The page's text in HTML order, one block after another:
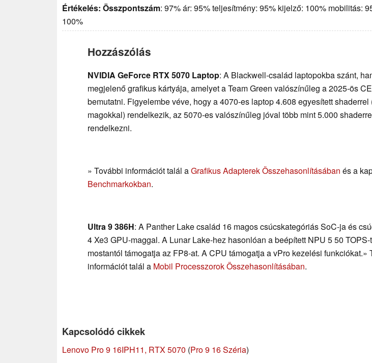
Értékelés: Összpontszám: 97% ár: 95% teljesítmény: 95% kijelző: 100% mobilitás:
100%
Hozzászólás
NVIDIA GeForce RTX 5070 Laptop: A Blackwell-család laptopokba szánt,
megjelenő grafikus kártyája, amelyet a Team Green valószínűleg a 2025-ös
bemutatni. Figyelembe véve, hogy a 4070-es laptop 4.608 egyesített shaderrel
magokkal) rendelkezik, az 5070-es valószínűleg jóval több mint 5.000
rendelkezni.
» További információt talál aGrafikus Adapterek Összehasonlításában és a
Benchmarkokban.
Ultra 9 386H: A Panther Lake család 16 magos csúcskategóriás SoC-ja és
4 Xe3 GPU-maggal. A Lunar Lake-hez hasonlóan a beépített NPU 5 50
mostantól támogatja az FP8-at. A CPU támogatja a vPro kezelési funkciókat.»
információt talál a Mobil Processzorok Összehasonlításában.
Kapcsolódó cikkek
Lenovo Pro 9 16IPH11, RTX 5070 (Pro 9 16 Széria)